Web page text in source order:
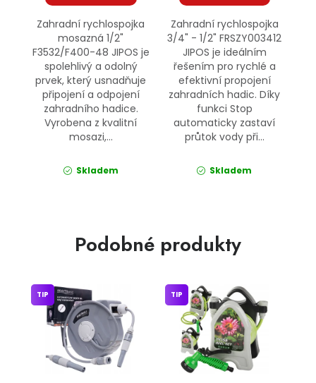
Zahradní rychlospojka
mosazná 1/2"
F3532/F400-48 JIPOS je
spolehlivý a odolný
prvek, který usnadňuje
připojení a odpojení
zahradního hadice.
Vyrobena z kvalitní
mosazi,...
Skladem
Zahradní rychlospojka
3/4" - 1/2" FRSZY003412
JIPOS je ideálním
řešením pro rychlé a
efektivní propojení
zahradních hadic. Díky
funkci Stop
automaticky zastaví
průtok vody při...
Skladem
Podobné produkty
TIP TIP